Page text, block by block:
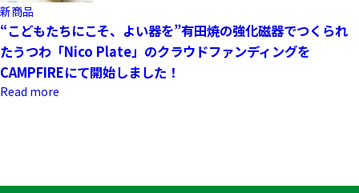
新商品
“こどもたちにこそ、よい器を”有田焼の強化磁器でつくられ
たうつわ「Nico Plate」のクラウドファンディングを
CAMPFIREにて開始しました！
Read more